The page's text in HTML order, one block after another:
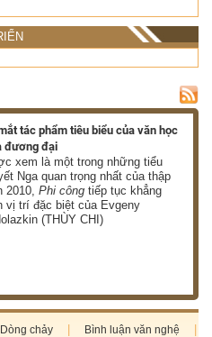
tác phẩm tiêu biểu của văn học
đương đại
xem là một trong những tiểu
Nga quan trọng nhất của thập
2010,Phi công tiếp tục khẳng
vị trí đặc biệt của Evgeny
(THÙY CHI)
Dòng chảy Bình luận văn nghệ